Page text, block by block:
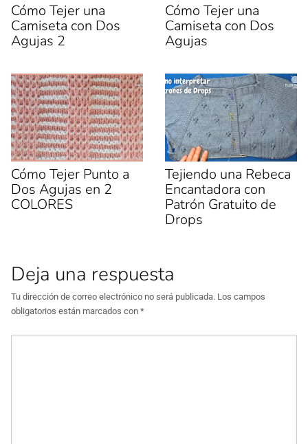
u
n
a
v
e
n
a
n
u
e
v
a
)
a
n
a
n
u
)
Cómo Tejer una
Camiseta con Dos
Agujas 2
Cómo Tejer una
Camiseta con Dos
Agujas
Cómo Tejer Punto a
Dos Agujas en 2
COLORES
Tejiendo una Rebeca
Encantadora con
Patrón Gratuito de
Drops
Deja una respuesta
Tu dirección de correo electrónico no será publicada. Los campos
obligatorios están marcados con *